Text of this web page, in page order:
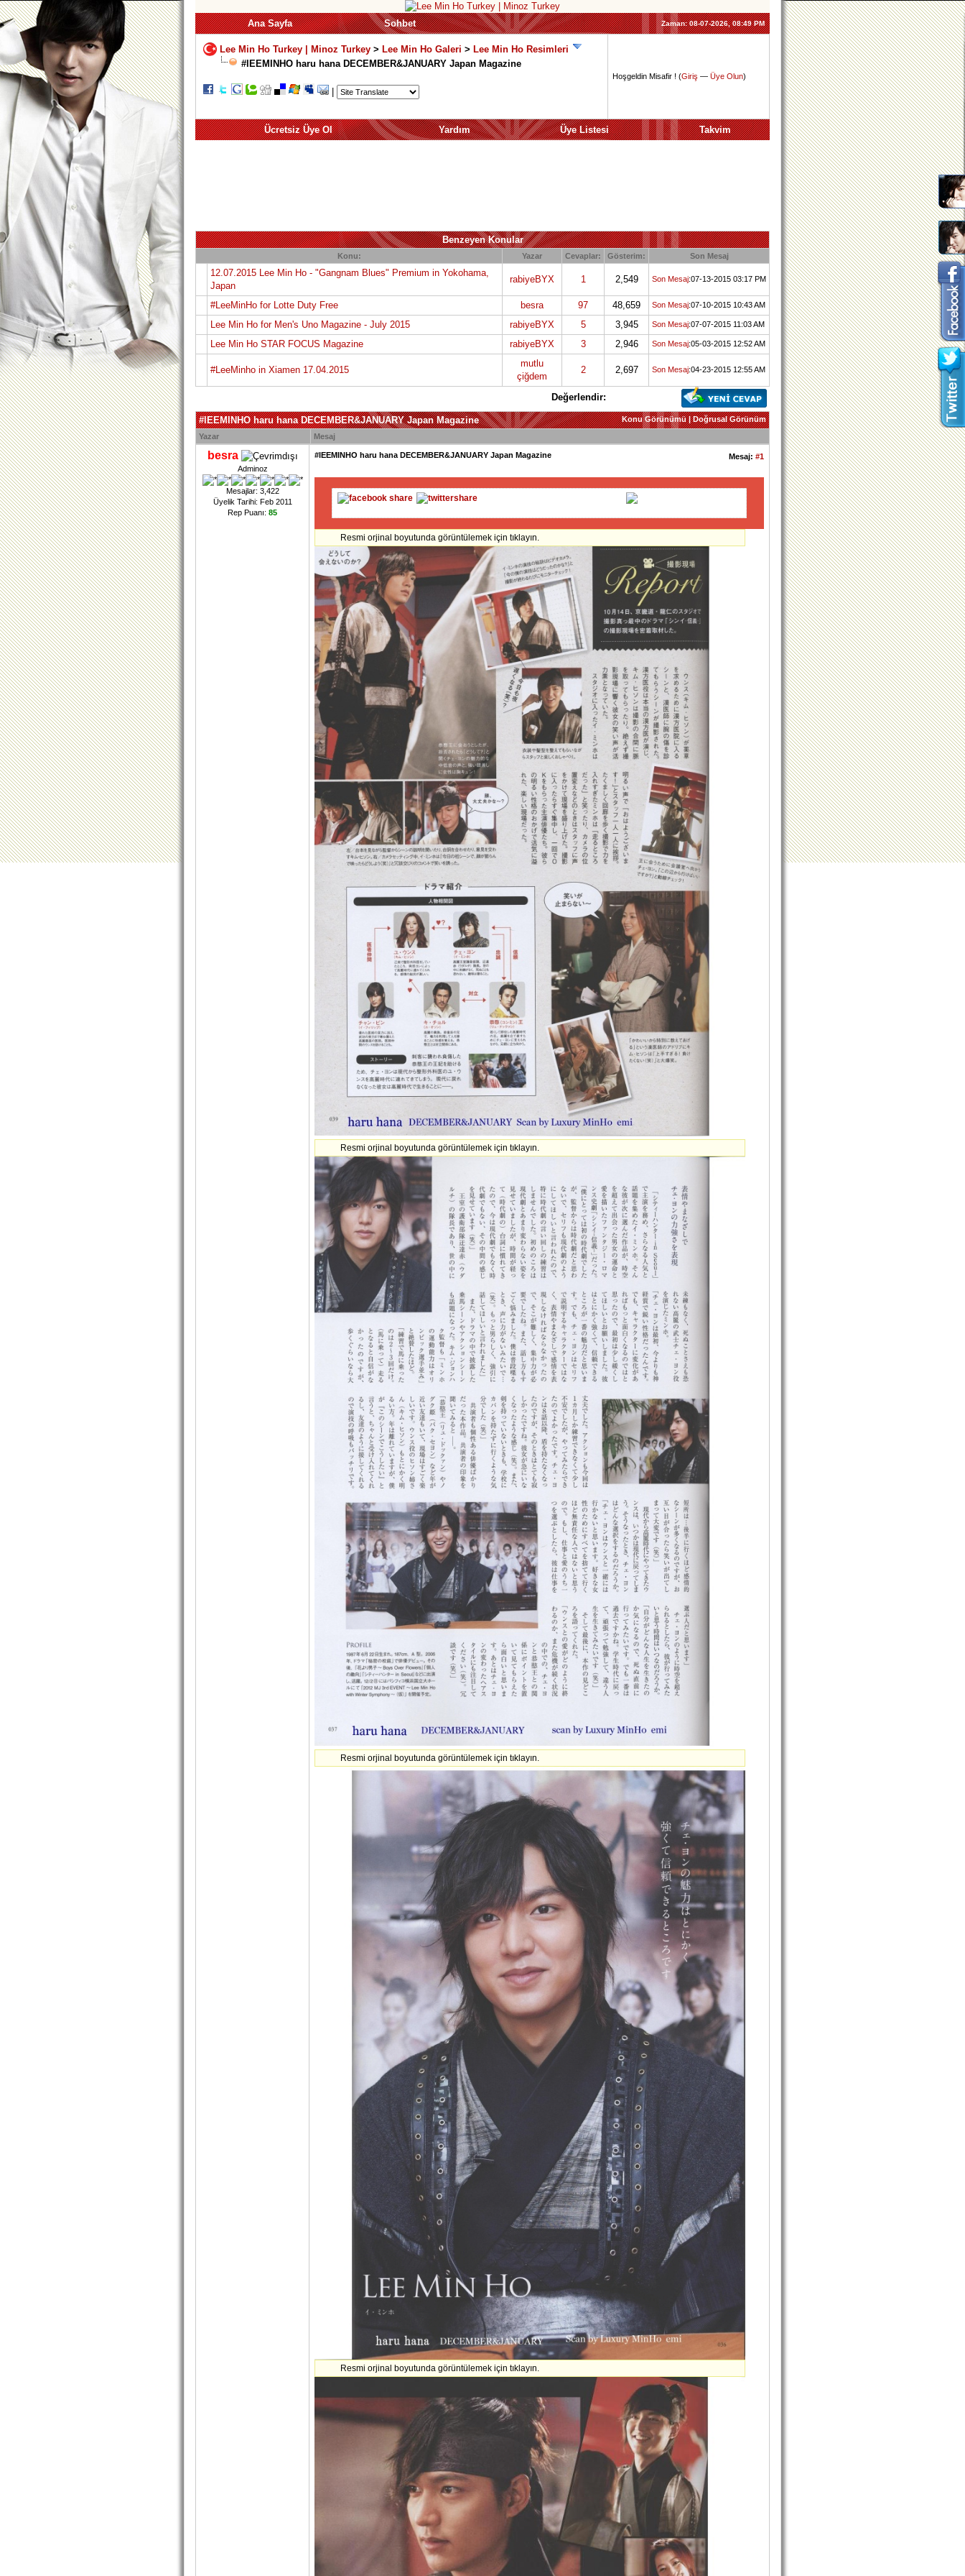
Ana Sayfa Sohbet Zaman:08-07-2026, 08:49 PM
Lee Min Ho Turkey | Minoz Turkey > Lee Min Ho Galeri > Lee Min Ho Resimleri
#lEEMINHO haru hana DECEMBER&JANUARY Japan Magazine
Hoşgeldin Misafir ! (Giriş — Üye Olun)
Ücretsiz Üye Ol Yardım Üye Listesi Takvim
Benzeyen Konular
Konu: Yazar Cevaplar: Gösterim: Son Mesaj
12.07.2015 Lee Min Ho - "Gangnam Blues" Premium in Yokohama,
Japan
rabiyeBYX 1 2,549 Son Mesaj:07-13-2015 03:17 PM
#LeeMinHo for Lotte Duty Free besra 97 48,659 Son Mesaj:07-10-2015 10:43 AM
Lee Min Ho for Men's Uno Magazine - July 2015 rabiyeBYX 5 3,945 Son Mesaj:07-07-2015 11:03 AM
Lee Min Ho STAR FOCUS Magazine rabiyeBYX 3 2,946 Son Mesaj:05-03-2015 12:52 AM
#LeeMinho in Xiamen 17.04.2015
mutlu
çiğdem
2 2,697 Son Mesaj:04-23-2015 12:55 AM
Değerlendir:
Konu Görünümü|Doğrusal Görünüm
#lEEMINHO haru hana DECEMBER&JANUARY Japan Magazine
Yazar Mesaj
besra
Adminoz
Mesajlar: 3,422
Üyelik Tarihi: Feb 2011
Rep Puanı: 85
Mesaj: #1
#lEEMINHO haru hana DECEMBER&JANUARY Japan Magazine
Resmi orjinal boyutunda görüntülemek için tıklayın.
Resmi orjinal boyutunda görüntülemek için tıklayın.
Resmi orjinal boyutunda görüntülemek için tıklayın.
Resmi orjinal boyutunda görüntülemek için tıklayın.